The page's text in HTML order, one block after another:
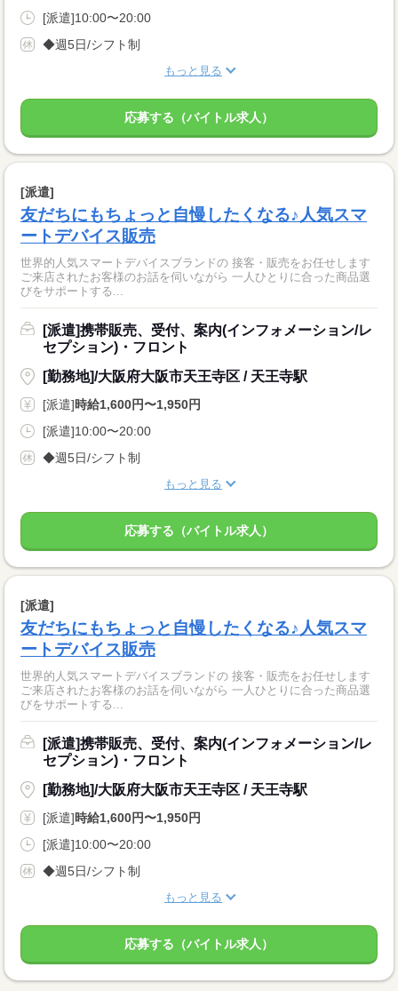
[派遣]10:00〜20:00
◆週5日/シフト制
もっと見る
応募する（バイトル求人）
[派遣]
友だちにもちょっと自慢したくなる♪人気スマ
ートデバイス販売
世界的人気スマートデバイスブランドの 接客・販売をお任せします
ご来店されたお客様のお話を伺いながら 一人ひとりに合った商品選
びをサポートする...
[派遣]携帯販売、受付、案内(インフォメーション/レ
セプション)・フロント
[勤務地]/大阪府大阪市天王寺区 / 天王寺駅
[派遣]時給1,600円〜1,950円
[派遣]10:00〜20:00
◆週5日/シフト制
もっと見る
応募する（バイトル求人）
[派遣]
友だちにもちょっと自慢したくなる♪人気スマ
ートデバイス販売
世界的人気スマートデバイスブランドの 接客・販売をお任せします
ご来店されたお客様のお話を伺いながら 一人ひとりに合った商品選
びをサポートする...
[派遣]携帯販売、受付、案内(インフォメーション/レ
セプション)・フロント
[勤務地]/大阪府大阪市天王寺区 / 天王寺駅
[派遣]時給1,600円〜1,950円
[派遣]10:00〜20:00
◆週5日/シフト制
もっと見る
応募する（バイトル求人）